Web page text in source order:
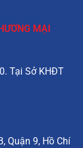
MẠI
Tại Sở KHĐT
Quận 9, Hồ Chí